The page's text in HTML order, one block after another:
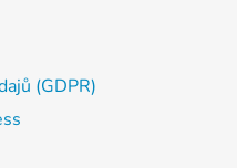
(GDPR)